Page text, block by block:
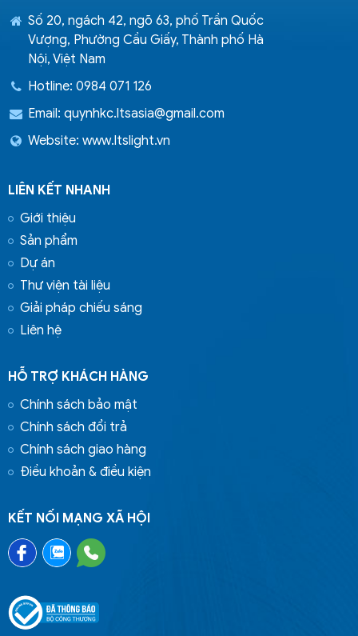
Số 20, ngách 42, ngõ 63, phố Trần Quốc
Vượng, Phường Cầu Giấy, Thành phố Hà
Nội, Việt Nam
Hotline: 0984 071 126
Email: quynhkc.ltsasia@gmail.com
Website: www.ltslight.vn
LIÊN KẾT NHANH
Giới thiệu
Sản phẩm
Dự án
Thư viện tài liệu
Giải pháp chiếu sáng
Liên hệ
HỖ TRỢ KHÁCH HÀNG
Chính sách bảo mật
Chính sách đổi trả
Chính sách giao hàng
Điều khoản & điều kiện
KẾT NỐI MẠNG XÃ HỘI